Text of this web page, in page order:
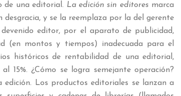
de una editorial. La edición sin editores marca
y se la reemplaza por la del gerente
editor, por el aparato de publicidad,
(en montos y tiempos) inadecuada para el
históricos de rentabilidad de una editorial,
15%. ¿Cómo se logra semejante operación?
Los productos editoriales se lanzan a